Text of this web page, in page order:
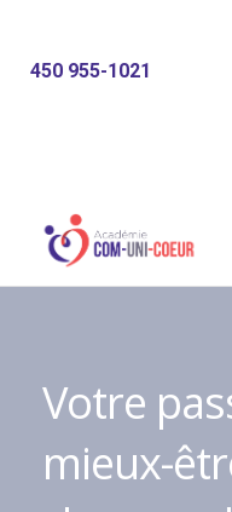
450 955-1021
Votre
mieux-